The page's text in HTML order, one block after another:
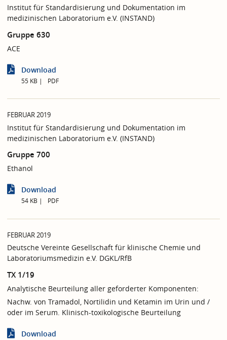
Institut für Standardisierung und Dokumentation im
medizinischen Laboratorium e.V. (INSTAND)
Gruppe 630
ACE
Download
55 KB PDF
FEBRUAR 2019
Institut für Standardisierung und Dokumentation im
medizinischen Laboratorium e.V. (INSTAND)
Gruppe 700
Ethanol
Download
54 KB PDF
FEBRUAR 2019
Deutsche Vereinte Gesellschaft für klinische Chemie und
Laboratoriumsmedizin e.V. DGKL/RfB
TX 1/19
Analytische Beurteilung aller geforderter Komponenten:
Nachw. von Tramadol, Nortilidin und Ketamin im Urin und /
oder im Serum. Klinisch-toxikologische Beurteilung
Download